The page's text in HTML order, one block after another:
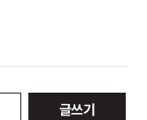
글쓰기